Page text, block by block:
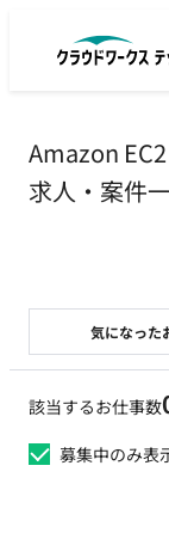
Amazon
求人・案件
該当するお仕事数
募集中のみ表
気になった